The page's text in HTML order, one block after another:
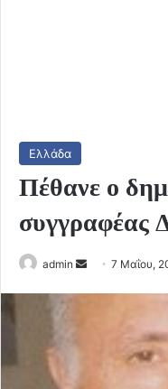
Ελλάδα
Πέθανε ο
συγγραφέας
admin
Send7 Μαΐου,